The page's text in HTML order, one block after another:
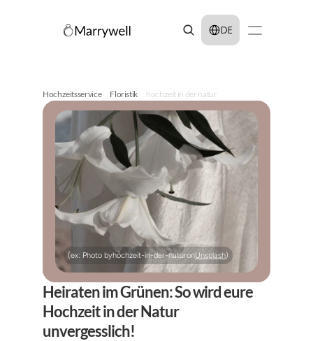
Select Language
DE
Hochzeitsservice Floristik hochzeit in der natur
(ex: Photo byhochzeit-in-der-naturonUnsplash)
Heiraten im Grünen: So wird eure
Hochzeit in der Natur
unvergesslich!